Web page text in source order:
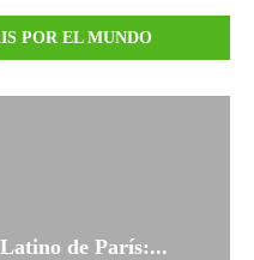
POR EL MUNDO
de París:...